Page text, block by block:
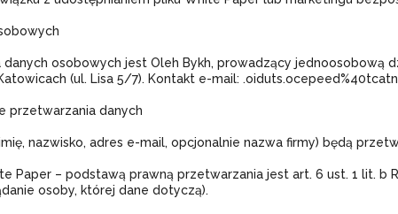
osobowych jest Oleh Bykh, prowadzący jednoosobową
(ul. Lisa 5/7). Kontakt e-mail:
przetwarzania danych
nazwisko, adres e-mail, opcjonalnie nazwa firmy) będą
Paper – podstawą prawną przetwarzania jest art. 6 ust. 1 lit. b
osoby, której dane dotyczą).